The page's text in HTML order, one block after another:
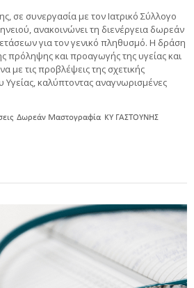
σε συνεργασία με τον Ιατρικό Σύλλογο
ανακοινώνει τη διενέργεια δωρεάν
για τον γενικό πληθυσμό. Η δράση
πρόληψης και προαγωγής της υγείας και
με τις προβλέψεις της σχετικής
Υγείας, καλύπτοντας αναγνωρισμένες
Δωρεάν Μαστογραφία ΚΥ ΓΑΣΤΟΥΝΗΣ